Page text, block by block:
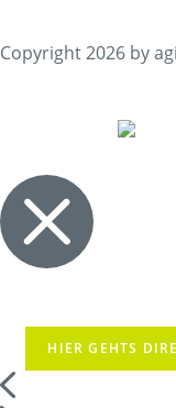
Copyright 2026 by
HIER GEHTS